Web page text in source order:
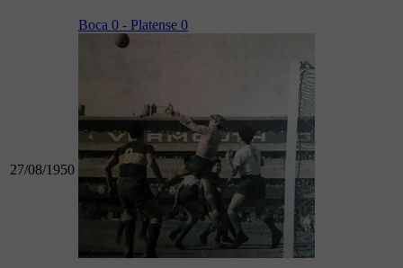
27/08/1950
Boca 0 - Platense 0